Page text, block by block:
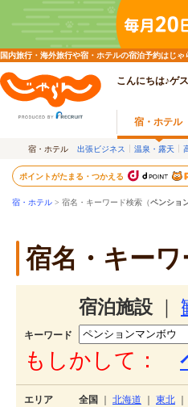
国内旅行・海外旅行や宿・ホテルの宿泊予約はじ
こんにちは♪ゲ
宿・ホテル
宿・ホテル 出張ビジネス 温泉・露天
ポイントがたまる・つかえる
宿・ホテル > 宿名・キーワード検索（ペンショ
宿名・キー
宿泊施設
キーワード
もしかして：
エリア 全国 北海道 東北